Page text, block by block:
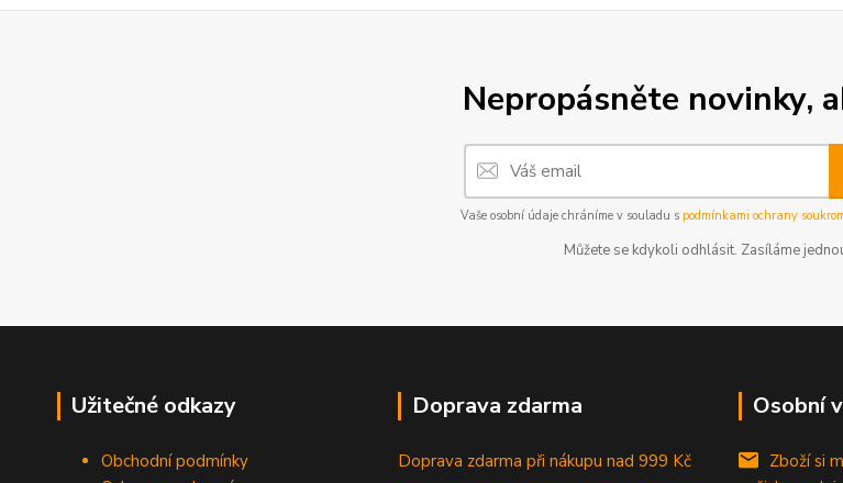
Nepropásněte novinky,
Vaše osobní údaje chráníme v souladu s podmínkami ochrany
Můžete se kdykoli odhlásit. Zasíláme
Užitečné odkazy
Obchodní podmínky
Doprava zdarma
Doprava zdarma při nákupu nad 999 Kč
Osobní
Zboží si